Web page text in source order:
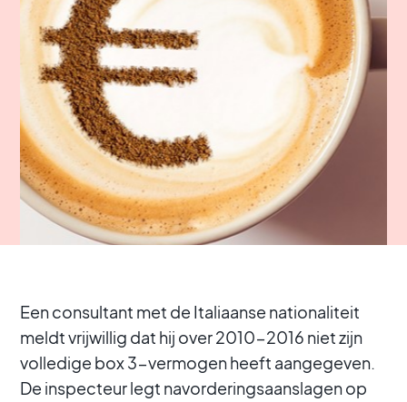
Een consultant met de Italiaanse nationaliteit
meldt vrijwillig dat hij over 2010-2016 niet zijn
volledige box 3-vermogen heeft aangegeven.
De inspecteur legt navorderingsaanslagen op